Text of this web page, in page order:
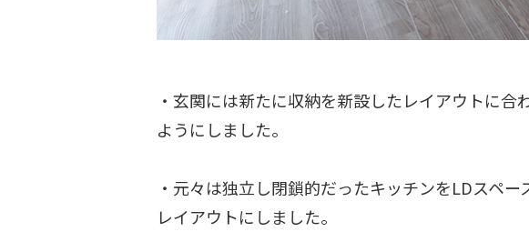
・玄関には新たに収納を新設したレイアウトに
ようにしました。
・元々は独立し閉鎖的だったキッチンをLDスペ
レイアウトにしました。